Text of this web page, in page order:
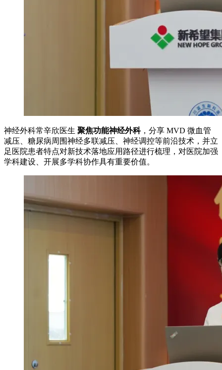
神经外科常辛欣医生 聚焦功能神经外科，分享 MVD 微血管
减压、糖尿病周围神经多联减压、神经调控等前沿技术，并立
足医院患者特点对新技术落地应用路径进行梳理，对医院加强
学科建设、开展多学科协作具有重要价值。